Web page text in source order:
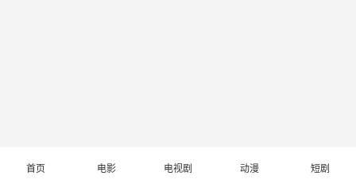
首页 电影 电视剧 动漫 短剧